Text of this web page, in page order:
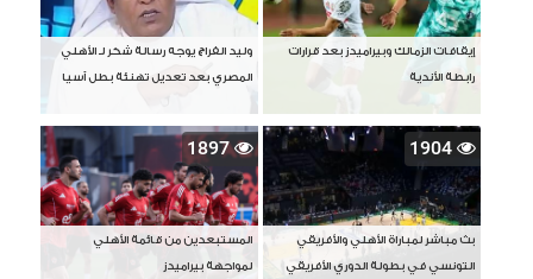
إيقافات الزمالك وبيراميدز بعد قرارات
رابطة الأندية
وليد الفراج يوجه رسالة شكر لـ الأهلي
المصري بعد تعديل تهنئة بطل آسيا
1904
بث مباشر لمباراة الأهلي والأفريقي
التونسي في بطولة الدوري الأفريقي
1897
المستبعدين من قائمة الأهلي
لمواجهة بيراميدز